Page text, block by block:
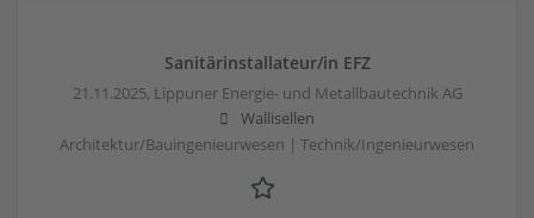
Sanitärinstallateur/in EFZ
21.11.2025, Lippuner Energie- und Metallbautechnik AG
Wallisellen
Architektur/Bauingenieurwesen | Technik/Ingenieurwesen